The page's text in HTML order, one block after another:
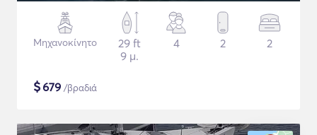
Μηχανοκίνητο
29 ft
9 μ.
4 2 2
$679 /βραδιά